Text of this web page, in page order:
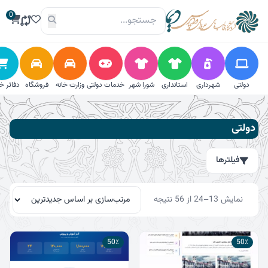
محتوا
0
دولتی شهرداری استانداری شورا شهر خدمات دولتی وزارت خانه فروشگاه دفاتر
فیلترها
جستجو
جستجو
برای:
جستجو
قیمت
حداقل
حداکثر
دولتی
فیلترها
نمایش 13–24 از 56 نتیجه
مرتب‌سازی
جدیدترین
50٪ 50٪